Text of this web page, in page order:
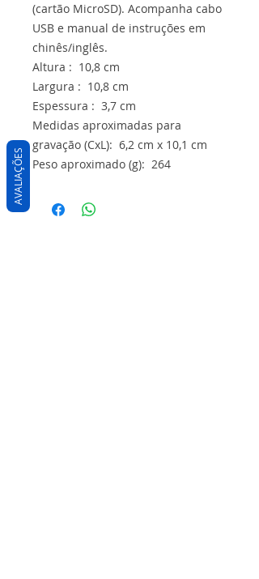
(cartão MicroSD). Acompanha cabo
USB e manual de instruções em
chinês/inglês.
Altura : 10,8 cm
Largura : 10,8 cm
Espessura : 3,7 cm
Medidas aproximadas para
gravação (CxL): 6,2 cm x 10,1 cm
Peso aproximado (g): 264
AVALIAÇÕES